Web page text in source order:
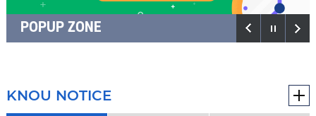
POPUP ZONE
KNOU NOTICE